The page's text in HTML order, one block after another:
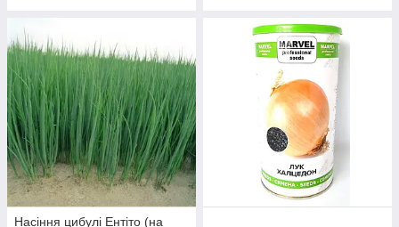
Насіння цибулі Ентіто (на